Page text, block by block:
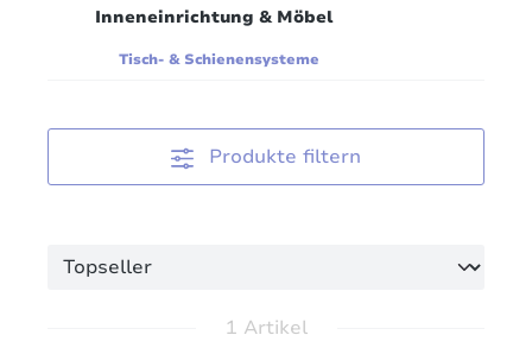
Inneneinrichtung & Möbel
Tisch- & Schienensysteme
Produkte filtern
1 Artikel